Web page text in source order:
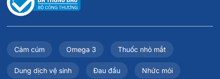
Cảm cúm Omega 3 Thuốc nhỏ mắt
Dung dịch vệ sinh Đau đầu Nhức mỏi